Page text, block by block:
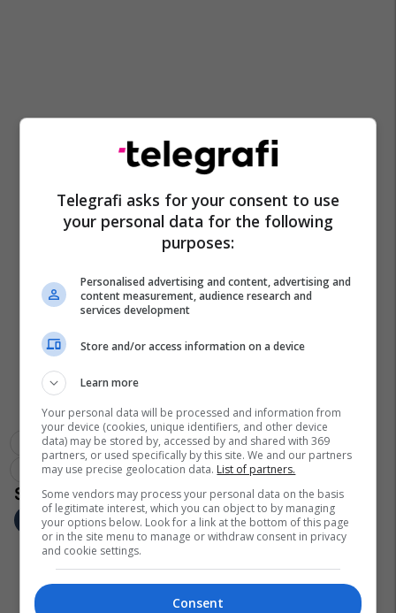
Nurburgring Jaguar Xe Sv Project 8 Gjermani
Jaguar
Alfa Romeo Giulia Quadrifoglio
Telegrafi asks for your consent to use
your personal data for the following
purposes:
Personalised advertising and content, advertising and
content measurement, audience research and
services development
Store and/or access information on a device
Learn more
Your personal data will be processed and information from
your device (cookies, unique identifiers, and other device
data) may be stored by, accessed by and shared with 369
partners, or used specifically by this site. We and our partners
may use precise geolocation data. List of partners.
Some vendors may process your personal data on the basis
of legitimate interest, which you can object to by managing
your options below. Look for a link at the bottom of this page
or in the site menu to manage or withdraw consent in privacy
and cookie settings.
Consent